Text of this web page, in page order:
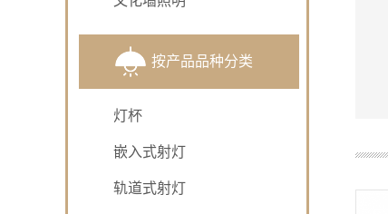
按产品品种分类
灯杯
嵌入式射灯
轨道式射灯